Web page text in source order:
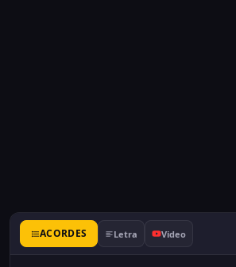
ACORDES Letra Video